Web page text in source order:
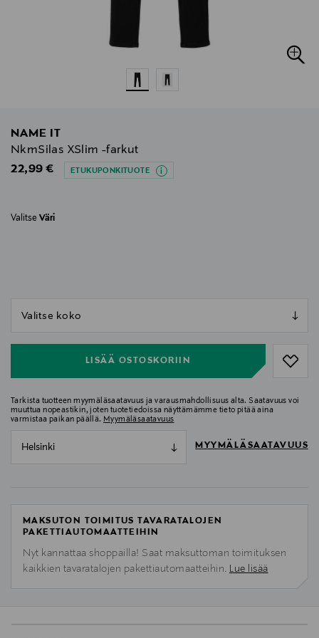
NAME IT
NkmSilas XSlim -farkut
Original Price
22,99 € ETUKUPONKITUOTE
Valitse Väri
LISÄÄ OSTOSKORIIN
Tarkista tuotteen myymäläsaatavuus ja varausmahdollisuus alta. Saatavuus voi
muuttua nopeastikin, joten tuotetiedoissa näyttämämme tieto pitää aina
varmistaa paikan päällä. Myymäläsaatavuus
Helsinki MYYMÄLÄSAATAVUUS
MAKSUTON TOIMITUS TAVARATALOJEN
PAKETTIAUTOMAATTEIHIN
Nyt kannattaa shoppailla! Saat maksuttoman toimituksen
kaikkien tavaratalojen pakettiautomaatteihin. Lue lisää